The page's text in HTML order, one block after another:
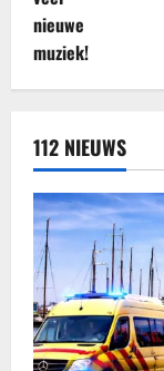
112 NIEUWS